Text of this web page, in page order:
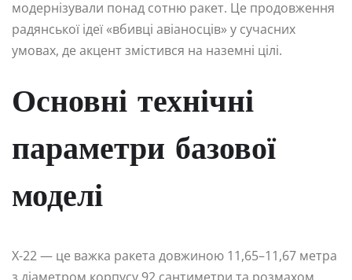
модернізували понад сотню ракет. Це продовження
радянської ідеї «вбивці авіаносців» у сучасних
умовах, де акцент змістився на наземні цілі.
Основні технічні
параметри базової
моделі
Х-22 — це важка ракета довжиною 11,65–11,67 метра